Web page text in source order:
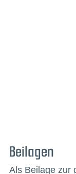
Beilagen
Als Beilage zur